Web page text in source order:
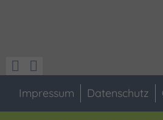
Impressum Datenschutz